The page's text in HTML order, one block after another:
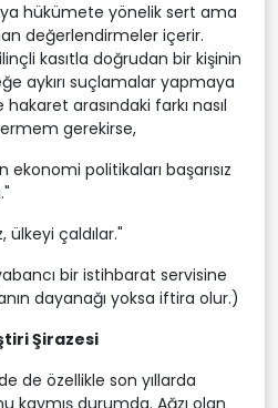
hükümete yönelik sert ama
değerlendirmeler içerir.
kasıtla doğrudan bir kişinin
aykırı suçlamalar yapmaya
arasındaki farkı nasıl
gerekirse,
ekonomi politikaları başarısız
ülkeyi çaldılar."
bir istihbarat servisine
dayanağı yoksa iftira olur.)
Şirazesi
de özellikle son yıllarda
kaymış durumda. Ağzı olan